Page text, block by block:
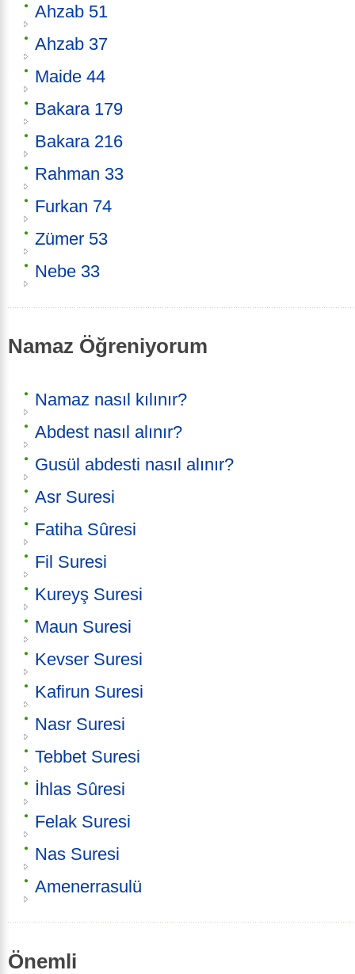
Ahzab 51
Ahzab 37
Maide 44
Bakara 179
Bakara 216
Rahman 33
Furkan 74
Zümer 53
Nebe 33
Namaz Öğreniyorum
Namaz nasıl kılınır?
Abdest nasıl alınır?
Gusül abdesti nasıl alınır?
Asr Suresi
Fatiha Sûresi
Fil Suresi
Kureyş Suresi
Maun Suresi
Kevser Suresi
Kafirun Suresi
Nasr Suresi
Tebbet Suresi
İhlas Sûresi
Felak Suresi
Nas Suresi
Amenerrasulü
Önemli